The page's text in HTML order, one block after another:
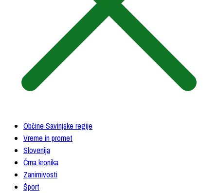
Občine Savinjske regije
Vreme in promet
Slovenija
Črna kronika
Zanimivosti
Šport